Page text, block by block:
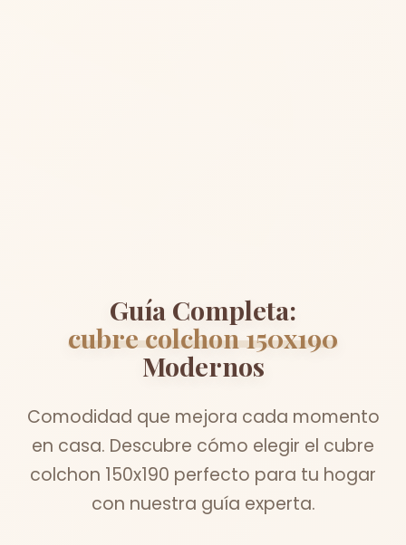
Guía Completa:
cubre colchon 150x190
Modernos
Comodidad que mejora cada momento
en casa. Descubre cómo elegir el cubre
colchon 150x190 perfecto para tu hogar
con nuestra guía experta.